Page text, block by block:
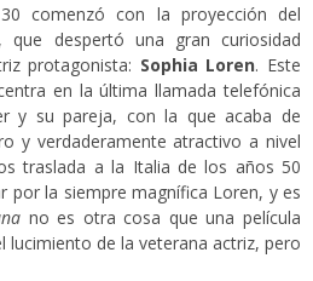
comenzó con la proyección del
, que despertó una gran curiosidad
protagonista: Sophia Loren. Este
en la última llamada telefónica
y su pareja, con la que acaba de
y verdaderamente atractivo a nivel
traslada a la Italia de los años 50
por la siempre magnífica Loren, y es
no es otra cosa que una película
lucimiento de la veterana actriz, pero